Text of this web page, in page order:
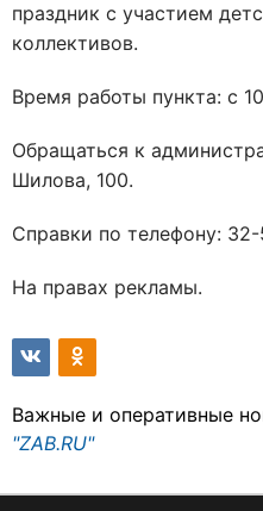
праздник с участием
коллективов.
Время работы пункта: с
Обращаться к
Шилова, 100.
Справки по телефону:
На правах рекламы.
Важные и оперативные
"ZAB.RU"